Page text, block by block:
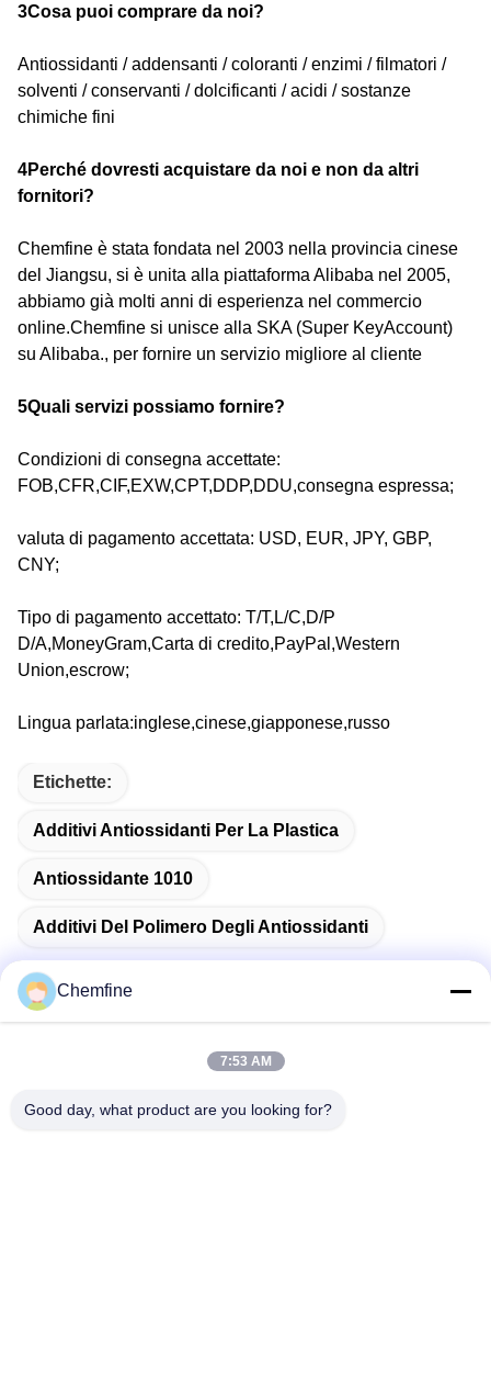
3Cosa puoi comprare da noi?
Antiossidanti / addensanti / coloranti / enzimi / filmatori /
solventi / conservanti / dolcificanti / acidi / sostanze
chimiche fini
4Perché dovresti acquistare da noi e non da altri
fornitori?
Chemfine è stata fondata nel 2003 nella provincia cinese
del Jiangsu, si è unita alla piattaforma Alibaba nel 2005,
abbiamo già molti anni di esperienza nel commercio
online.Chemfine si unisce alla SKA (Super KeyAccount)
su Alibaba., per fornire un servizio migliore al cliente
5Quali servizi possiamo fornire?
Condizioni di consegna accettate:
FOB,CFR,CIF,EXW,CPT,DDP,DDU,consegna espressa;
valuta di pagamento accettata: USD, EUR, JPY, GBP,
CNY;
Tipo di pagamento accettato: T/T,L/C,D/P
D/A,MoneyGram,Carta di credito,PayPal,Western
Union,escrow;
Lingua parlata:inglese,cinese,giapponese,russo
Etichette:
Additivi Antiossidanti Per La Plastica
Antiossidante 1010
Additivi Del Polimero Degli Antiossidanti
Indirizzo
Chemfine
7:53 AM
Good day, what product are you looking for?